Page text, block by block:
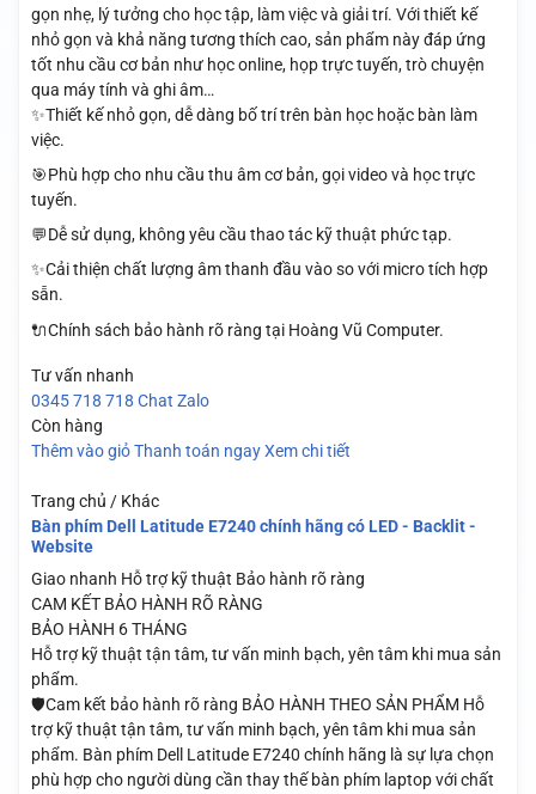
gọn nhẹ, lý tưởng cho học tập, làm việc và giải trí. Với thiết kế
nhỏ gọn và khả năng tương thích cao, sản phẩm này đáp ứng
tốt nhu cầu cơ bản như học online, họp trực tuyến, trò chuyện
qua máy tính và ghi âm…
✨Thiết kế nhỏ gọn, dễ dàng bố trí trên bàn học hoặc bàn làm
việc.
🎯Phù hợp cho nhu cầu thu âm cơ bản, gọi video và học trực
tuyến.
💬Dễ sử dụng, không yêu cầu thao tác kỹ thuật phức tạp.
✨Cải thiện chất lượng âm thanh đầu vào so với micro tích hợp
sẵn.
🔌Chính sách bảo hành rõ ràng tại Hoàng Vũ Computer.
Tư vấn nhanh
0345 718 718 Chat Zalo
Còn hàng
Thêm vào giỏ Thanh toán ngay Xem chi tiết
Trang chủ / Khác
Bàn phím Dell Latitude E7240 chính hãng có LED - Backlit -
Website
Giao nhanh Hỗ trợ kỹ thuật Bảo hành rõ ràng
CAM KẾT BẢO HÀNH RÕ RÀNG
BẢO HÀNH 6 THÁNG
Hỗ trợ kỹ thuật tận tâm, tư vấn minh bạch, yên tâm khi mua sản
phẩm.
🛡️Cam kết bảo hành rõ ràng BẢO HÀNH THEO SẢN PHẨM Hỗ
trợ kỹ thuật tận tâm, tư vấn minh bạch, yên tâm khi mua sản
phẩm. Bàn phím Dell Latitude E7240 chính hãng là sự lựa chọn
phù hợp cho người dùng cần thay thế bàn phím laptop với chất